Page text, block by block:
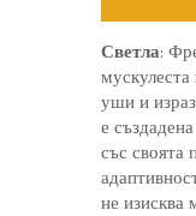
Светла:
уши и
е
със своята
не изисква